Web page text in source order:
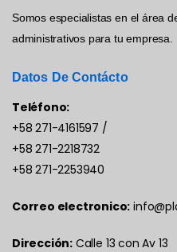
Somos especialistas en el área
administrativos para tu empresa.
Datos De Contácto
Teléfono:
+58 271-4161597 /
+58 271-2218732
+58 271-2253940
Correo electronico:
Dirección: Calle 13 con Av 13